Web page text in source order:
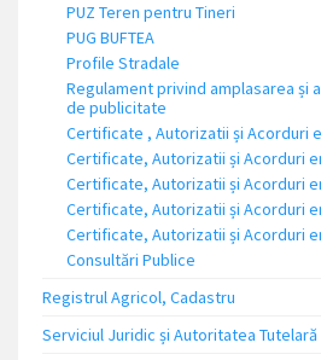
PUZ Teren pentru Tineri
PUG BUFTEA
Profile Stradale
Regulament privind amplasarea și
de publicitate
Certificate , Autorizatii și Acorduri
Certificate, Autorizatii și Acorduri
Certificate, Autorizatii și Acorduri
Certificate, Autorizatii și Acorduri
Certificate, Autorizatii și Acorduri
Consultări Publice
Registrul Agricol, Cadastru
Serviciul Juridic și Autoritatea Tutelară